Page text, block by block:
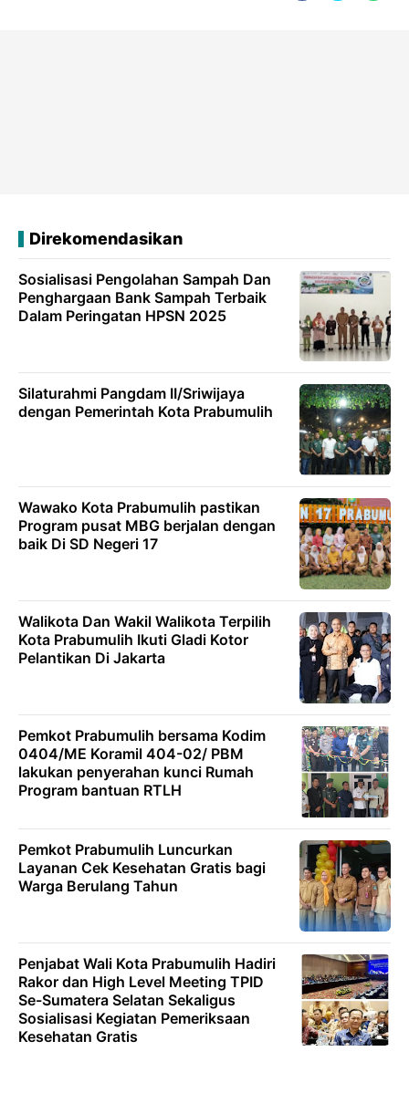
Direkomendasikan
Sosialisasi Pengolahan Sampah Dan
Penghargaan Bank Sampah Terbaik
Dalam Peringatan HPSN 2025
Silaturahmi Pangdam II/Sriwijaya
dengan Pemerintah Kota Prabumulih
Wawako Kota Prabumulih pastikan
Program pusat MBG berjalan dengan
baik Di SD Negeri 17
Walikota Dan Wakil Walikota Terpilih
Kota Prabumulih Ikuti Gladi Kotor
Pelantikan Di Jakarta
Pemkot Prabumulih bersama Kodim
0404/ME Koramil 404-02/ PBM
lakukan penyerahan kunci Rumah
Program bantuan RTLH
Pemkot Prabumulih Luncurkan
Layanan Cek Kesehatan Gratis bagi
Warga Berulang Tahun
Penjabat Wali Kota Prabumulih Hadiri
Rakor dan High Level Meeting TPID
Se-Sumatera Selatan Sekaligus
Sosialisasi Kegiatan Pemeriksaan
Kesehatan Gratis